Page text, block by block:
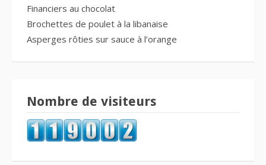
Financiers au chocolat
Brochettes de poulet à la libanaise
Asperges rôties sur sauce à l’orange
Nombre de visiteurs